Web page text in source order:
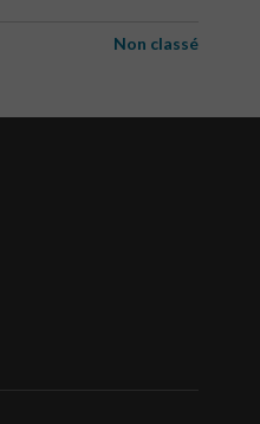
Non classé